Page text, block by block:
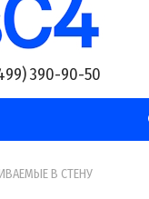
390-90-50
В СТЕНУ